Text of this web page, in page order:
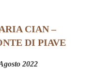
CIAN –
DI PIAVE
2022